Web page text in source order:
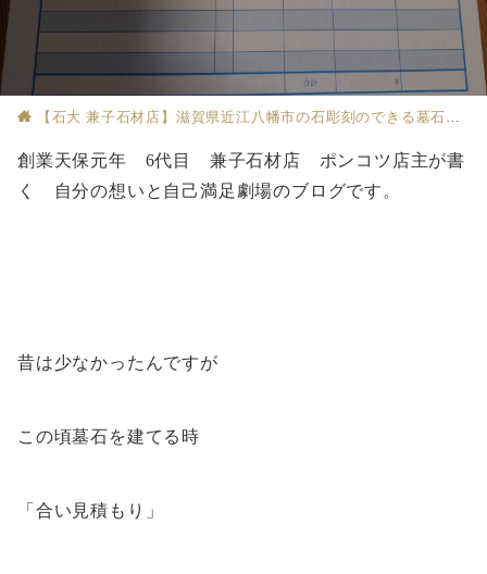
【石大 兼子石材店】滋賀県近江八幡市の石彫刻のできる墓石店
創業天保元年 6代目 兼子石材店 ポンコツ店主が書
く 自分の想いと自己満足劇場のブログです。
昔は少なかったんですが
この頃墓石を建てる時
「合い見積もり」